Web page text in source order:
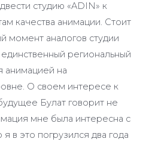
студию «ADIN» к
качества анимации. Стоит
момент аналогов студии
региональный
анимацией на
О своем интересе к
Булат говорит не
мне была интересна с
в это погрузился два года